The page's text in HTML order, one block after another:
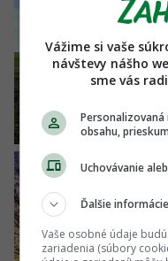
Vážime si vaše
návštevy nášho
sme vás
obsahu,
Uchovávanie
Ďalšie informácie
Vaše osobné údaje
zariadenia (súbory